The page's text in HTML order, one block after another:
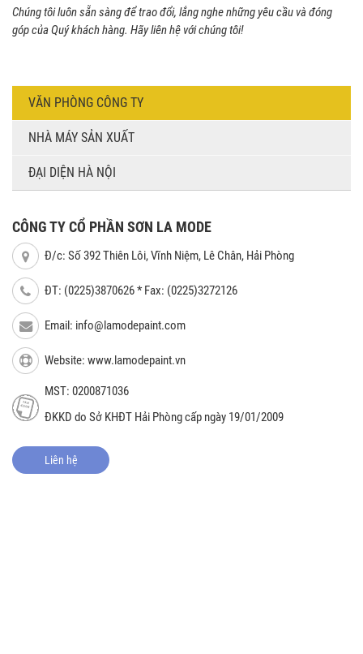
Chúng tôi luôn sẵn sàng để trao đổi, lắng nghe những yêu cầu và đóng
góp của Quý khách hàng. Hãy liên hệ với chúng tôi!
VĂN PHÒNG CÔNG TY
NHÀ MÁY SẢN XUẤT
ĐẠI DIỆN HÀ NỘI
CÔNG TY CỔ PHẦN SƠN LA MODE
Đ/c: Số 392 Thiên Lôi, Vĩnh Niệm, Lê Chân, Hải Phòng
ĐT: (0225)3870626 * Fax: (0225)3272126
Email: info@lamodepaint.com
Website: www.lamodepaint.vn
MST: 0200871036
ĐKKD do Sở KHĐT Hải Phòng cấp ngày 19/01/2009
Liên hệ